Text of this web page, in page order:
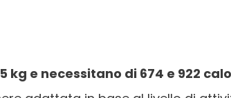
kg e necessitano di 674 e 922